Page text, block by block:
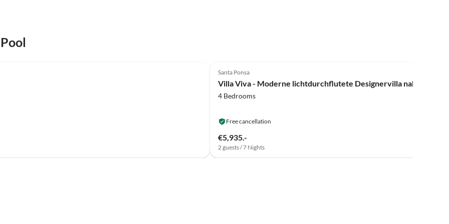
Santa Ponsa
4 Bedrooms
Free cancellation
€5,935.-
2 guests / 7 Nights